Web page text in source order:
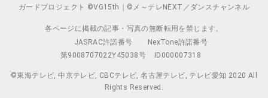
ガードプロジェクト ©VG15th｜©メ～テレNEXT／ダンスチャンネル
各ページに掲載の記事・写真の無断転用を禁じます。
JASRAC許諾番号
NexTone許諾番号
第9008707022Y45038号
ID000007318
©東海テレビ, 中京テレビ, CBCテレビ, 名古屋テレビ, テレビ愛知 2020 All
Rights Reserved.